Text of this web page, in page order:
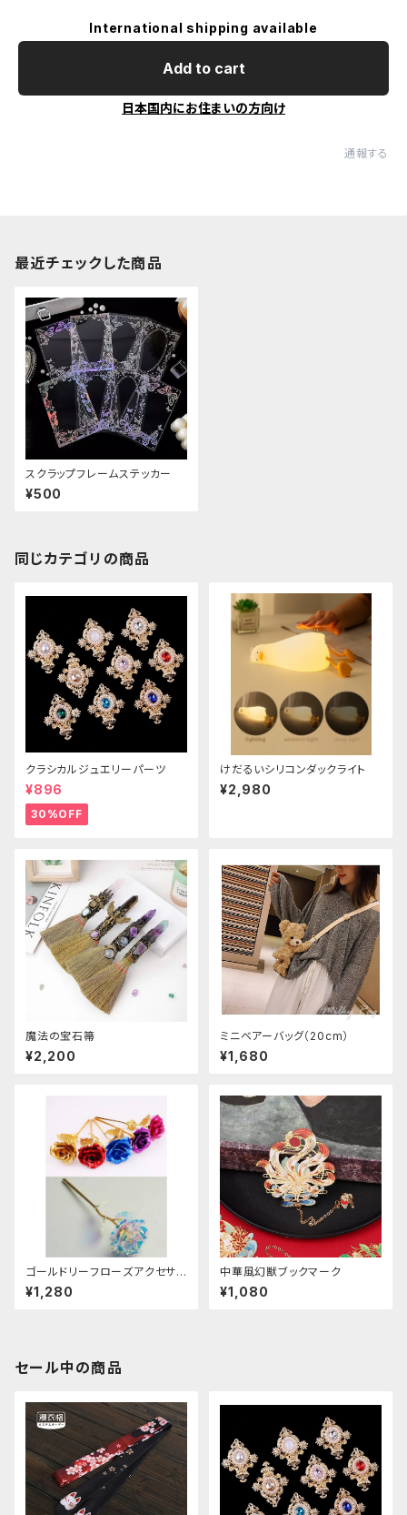
International shipping available
Add to cart
日本国内にお住まいの方向け
通報する
最近チェックした商品
スクラップフレームステッカー
¥500
同じカテゴリの商品
クラシカルジュエリーパーツ
¥896
30%OFF
けだるいシリコンダックライト
¥2,980
魔法の宝石箒
¥2,200
ミニベアーバッグ（20cm）
¥1,680
ゴールドリーフローズアクセサリ
ー
¥1,280
中華風幻獣ブックマーク
¥1,080
セール中の商品